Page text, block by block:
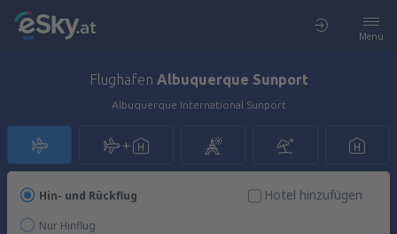
Menü
Flughafen Albuquerque Sunport
Albuquerque International Sunport
Hin- und Rückflug
Nur Hinflug
Hotel hinzufügen